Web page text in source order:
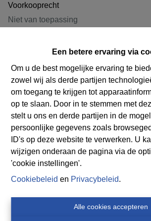
Een betere ervaring via
Om u de best mogelijke ervaring te
zowel wij als derde partijen
om toegang te krijgen tot
op te slaan. Door in te stemmen met
stelt u ons en derde partijen in de
persoonlijke gegevens zoals
ID's op deze website te verwerken. U
wijzigen onderaan de pagina via de
'cookie instellingen'.
Cookiebeleid en Privacybeleid.
Alle cookies accepteren
Voorkooprecht
Niet van toepassing
Niet van toepassing
Dagvaarding uitgebracht
Niet van toepassing
Verkavelingsvergunning
Niet van toepassing
Bestemming
Nog niet aangevraagd
Risicozone voor overstromingen